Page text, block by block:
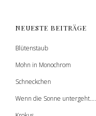
NEUESTE BEITRÄGE
Blütenstaub
Mohn in Monochrom
Schneckchen
Wenn die Sonne untergeht….